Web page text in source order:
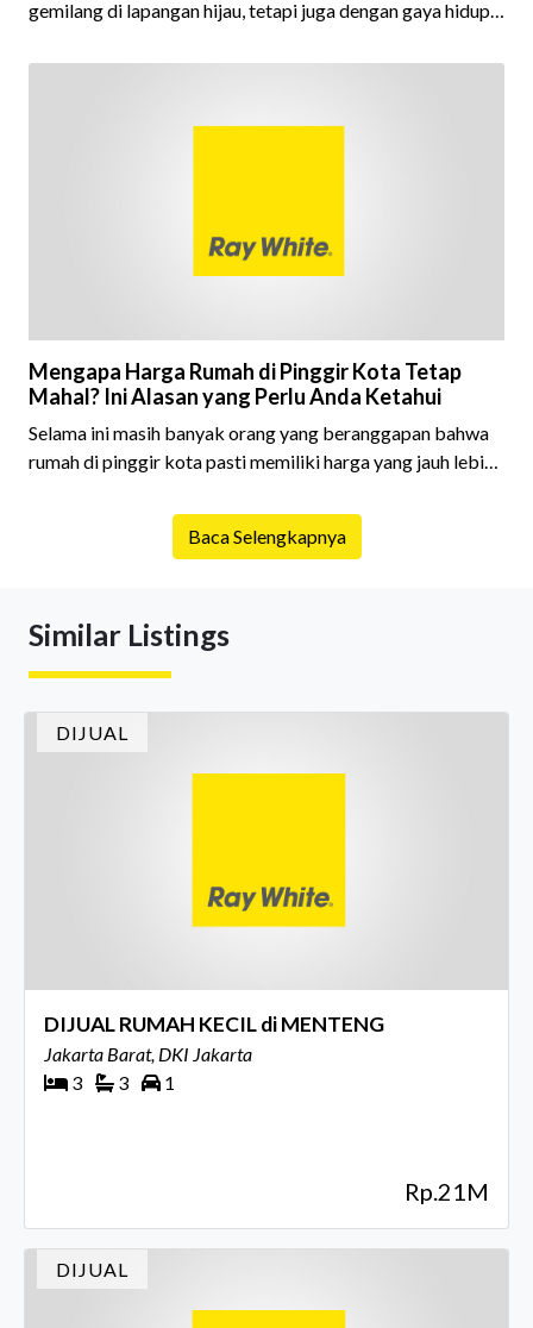
gemilang di lapangan hijau, tetapi juga dengan gaya hidup
pesepak bola terbaik sepanjang masa, Messi memiliki
Mengapa Harga Rumah di Pinggir Kota Tetap
Mahal? Ini Alasan yang Perlu Anda Ketahui
Selama ini masih banyak orang yang beranggapan bahwa
rumah di pinggir kota pasti memiliki harga yang jauh lebih
Anggapan tersebut memang tidak sepenuhnya salah,
tetapi kondisi pasar properti saat ini men
Baca Selengkapnya
Similar Listings
DIJUAL
DIJUAL RUMAH KECIL di MENTENG
Jakarta Barat, DKI Jakarta
3
3 1
Rp.21M
DIJUAL